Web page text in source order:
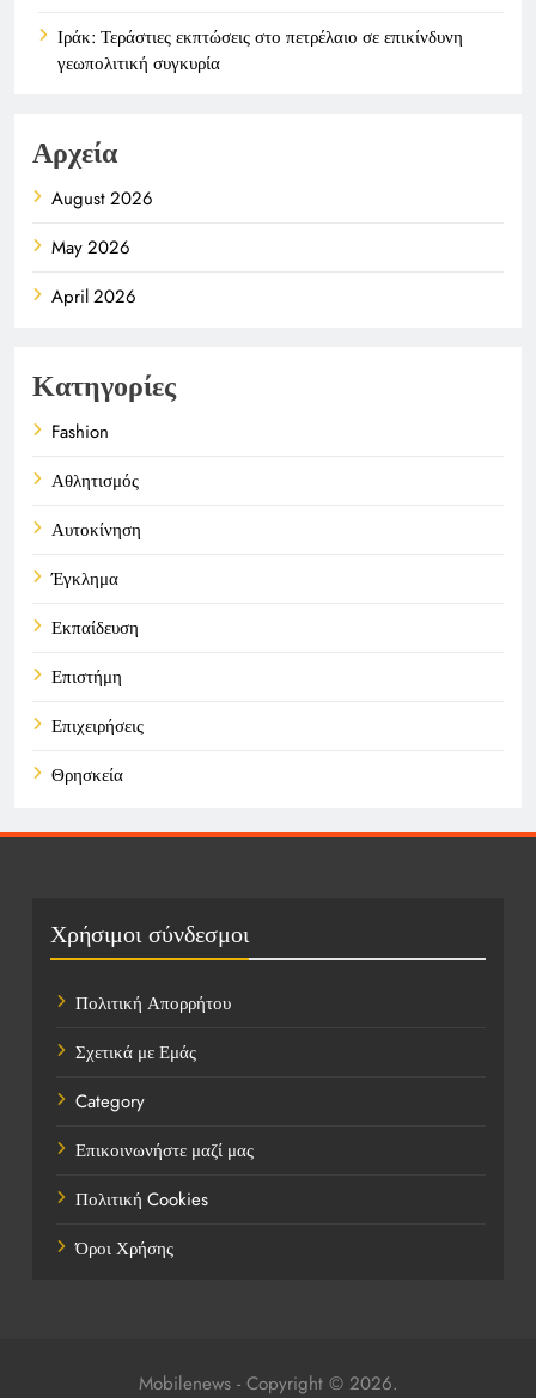
Ιράκ: Τεράστιες εκπτώσεις στο πετρέλαιο σε επικίνδυνη
γεωπολιτική συγκυρία
Αρχεία
August 2026
May 2026
April 2026
Κατηγορίες
Fashion
Αθλητισμός
Αυτοκίνηση
Έγκλημα
Εκπαίδευση
Επιστήμη
Επιχειρήσεις
Θρησκεία
Πολιτική
Τοποθεσίες
Χρήσιμοι σύνδεσμοι
Πολιτική Απορρήτου
Σχετικά με Εμάς
Category
Επικοινωνήστε μαζί μας
Πολιτική Cookies
Όροι Χρήσης
Mobilenews - Copyright © 2026.